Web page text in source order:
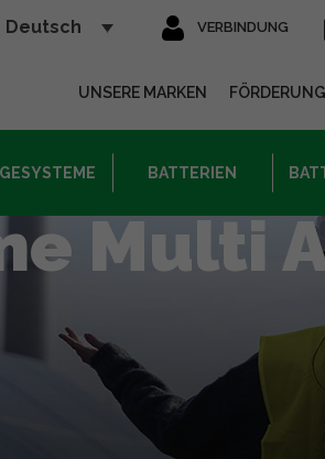
Deutsch VERBINDUNG
UNSERE MARKEN
BATTERIEN
Multi